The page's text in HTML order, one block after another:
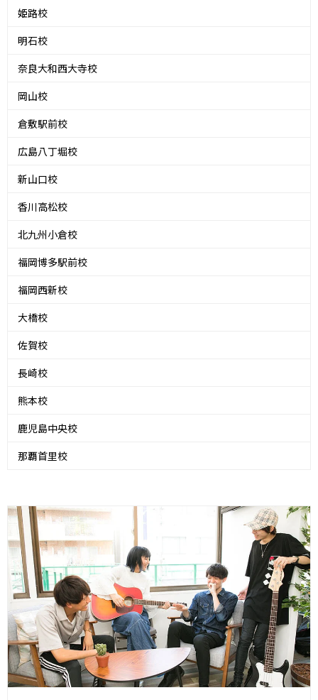
姫路校
明石校
奈良大和西大寺校
岡山校
倉敷駅前校
広島八丁堀校
新山口校
香川高松校
北九州小倉校
福岡博多駅前校
福岡西新校
大橋校
佐賀校
長崎校
熊本校
鹿児島中央校
那覇首里校